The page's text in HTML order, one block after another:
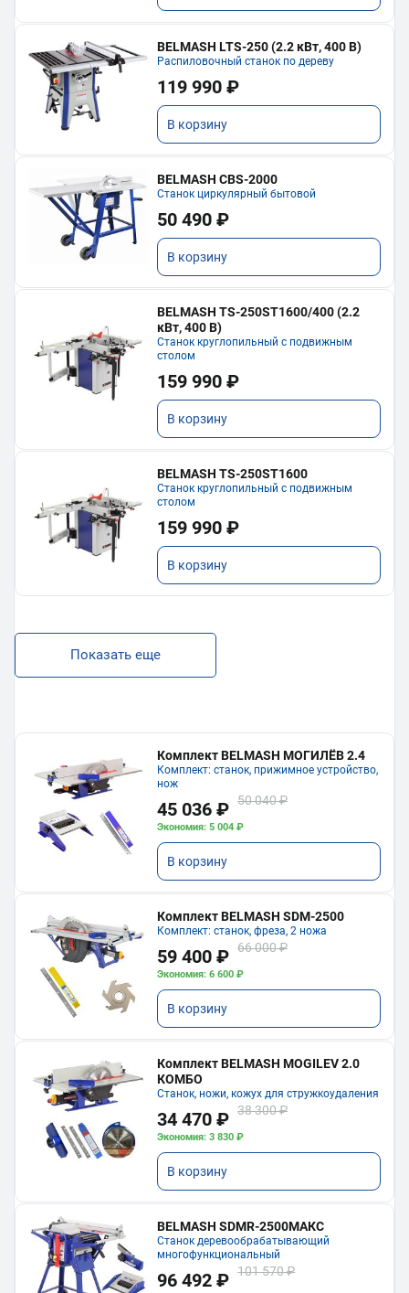
BELMASH LTS-250 (2.2 кВт, 400 В)
Распиловочный станок по дереву
119 990 ₽
В корзину
BELMASH CBS-2000
Станок циркулярный бытовой
50 490 ₽
В корзину
BELMASH TS-250ST1600/400 (2.2
кВт, 400 В)
Станок круглопильный с подвижным
столом
159 990 ₽
В корзину
BELMASH TS-250ST1600
Станок круглопильный с подвижным
столом
159 990 ₽
В корзину
Показать еще
Комплект BELMASH МОГИЛЁВ 2.4
Комплект: станок, прижимное устройство,
нож
45 036 ₽ 50 040 ₽
Экономия: 5 004 ₽
В корзину
Комплект BELMASH SDM-2500
Комплект: станок, фреза, 2 ножа
59 400 ₽ 66 000 ₽
Экономия: 6 600 ₽
В корзину
Комплект BELMASH MOGILEV 2.0
КОМБО
Станок, ножи, кожух для стружкоудаления
34 470 ₽ 38 300 ₽
Экономия: 3 830 ₽
В корзину
BELMASH SDMR-2500МАКС
Станок деревообрабатывающий
многофункциональный
96 492 ₽ 101 570 ₽